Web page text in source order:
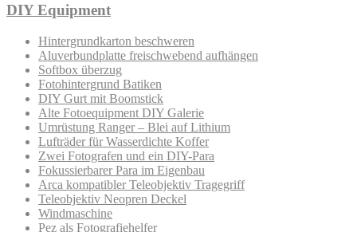
DIY Equipment
Hintergrundkarton beschweren
Aluverbundplatte freischwebend aufhängen
Softbox überzug
Fotohintergrund Batiken
DIY Gurt mit Boomstick
Alte Fotoequipment DIY Galerie
Umrüstung Ranger – Blei auf Lithium
Lufträder für Wasserdichte Koffer
Zwei Fotografen und ein DIY-Para
Fokussierbarer Para im Eigenbau
Arca kompatibler Teleobjektiv Tragegriff
Teleobjektiv Neopren Deckel
Windmaschine
Pez als Fotografiehelfer